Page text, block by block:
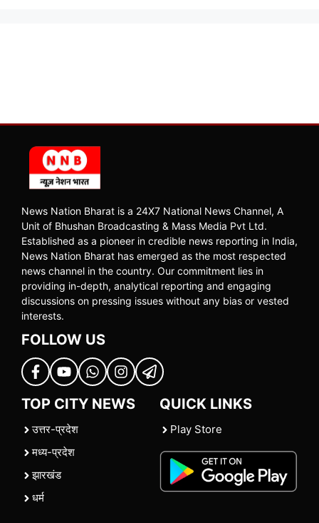
News Nation Bharat is a 24X7 National News Channel, A
Unit of Bhushan Broadcasting & Mass Media Pvt Ltd.
Established as a pioneer in credible news reporting in India,
News Nation Bharat has emerged as the most respected
news channel in the country. Our commitment lies in
providing in-depth, analytical reporting and engaging
discussions on pressing issues without any bias or vested
interests.
FOLLOW US
TOP CITY NEWS
उत्तर-प्रदेश
मध्य-प्रदेश
झारखंड
धर्म
QUICK LINKS
Play Store